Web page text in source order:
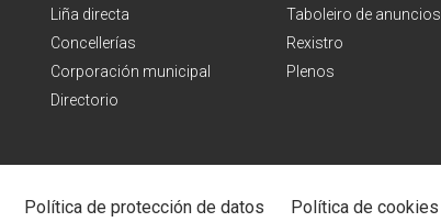
Liña directa
Concellerías
Corporación municipal
Directorio
Taboleiro de anuncios
Rexistro
Plenos
Política de protección de datos Política de cookies